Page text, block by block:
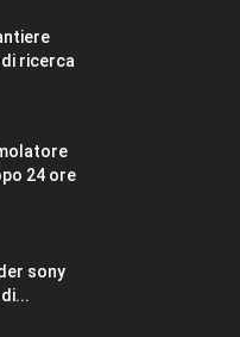
ricerca
24 ore
sony